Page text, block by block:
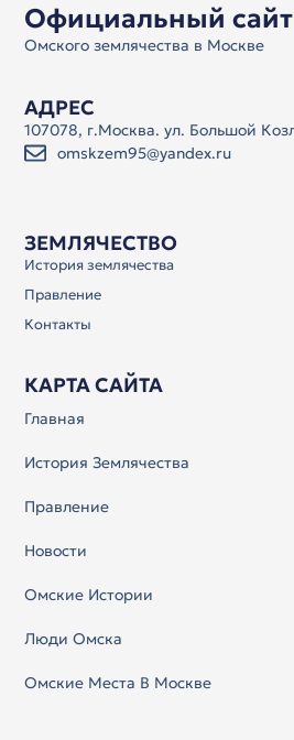
Официальный сайт
Омского землячества в Москве
ЗЕМЛЯЧЕСТВО
История землячества
Правление
Контакты
КАРТА САЙТА
Главная
История Землячества
Правление
Новости
Омские Истории
Люди Омска
Омские Места В Москве
АДРЕС
107078, г.Москва. ул. Большой
omskzem95@yandex.ru